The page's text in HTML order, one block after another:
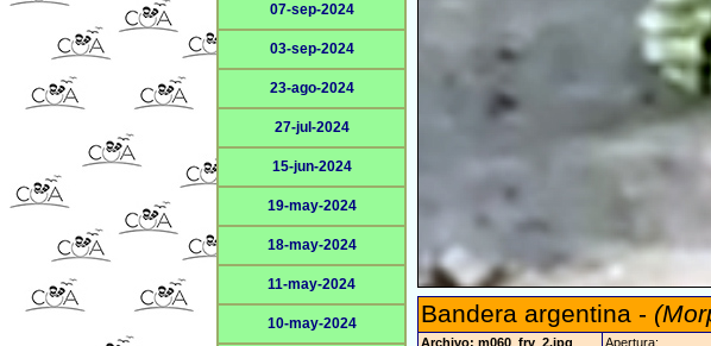
07-sep-2024
03-sep-2024
23-ago-2024
27-jul-2024
15-jun-2024
19-may-2024
18-may-2024
11-may-2024
10-may-2024 Bandera argentina -
Archivo: m060_frv_2.jpg Apertura: